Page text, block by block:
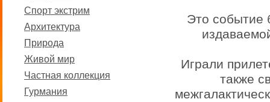
Спорт экстрим
Архитектура
Природа
Живой мир
Частная коллекция
Гурмания
Это событие
Играли
также